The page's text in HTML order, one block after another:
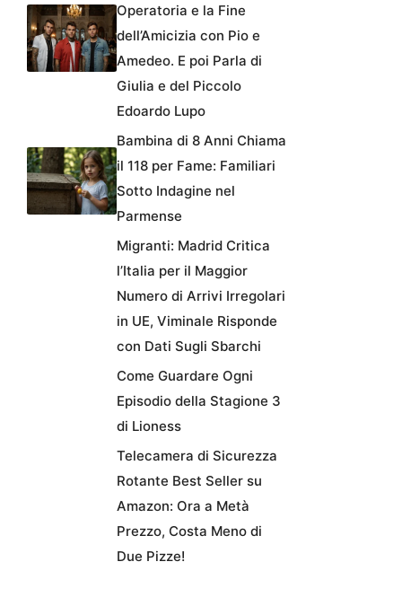
Operatoria e la Fine
dell’Amicizia con Pio e
Amedeo. E poi Parla di
Giulia e del Piccolo
Edoardo Lupo
Bambina di 8 Anni Chiama
il 118 per Fame: Familiari
Sotto Indagine nel
Parmense
Migranti: Madrid Critica
l’Italia per il Maggior
Numero di Arrivi Irregolari
in UE, Viminale Risponde
con Dati Sugli Sbarchi
Come Guardare Ogni
Episodio della Stagione 3
di Lioness
Telecamera di Sicurezza
Rotante Best Seller su
Amazon: Ora a Metà
Prezzo, Costa Meno di
Due Pizze!